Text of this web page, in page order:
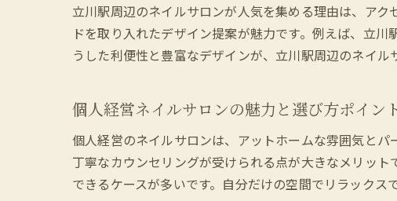
立川駅周辺のネイルサロンが人気を集める理由は、ア
ドを取り入れたデザイン提案が魅力です。例えば、立
うした利便性と豊富なデザインが、立川駅周辺のネイル
個人経営ネイルサロンの魅力と選び方ポイン
個人経営のネイルサロンは、アットホームな雰囲気と
丁寧なカウンセリングが受けられる点が大きなメリッ
できるケースが多いです。自分だけの空間でリラックス